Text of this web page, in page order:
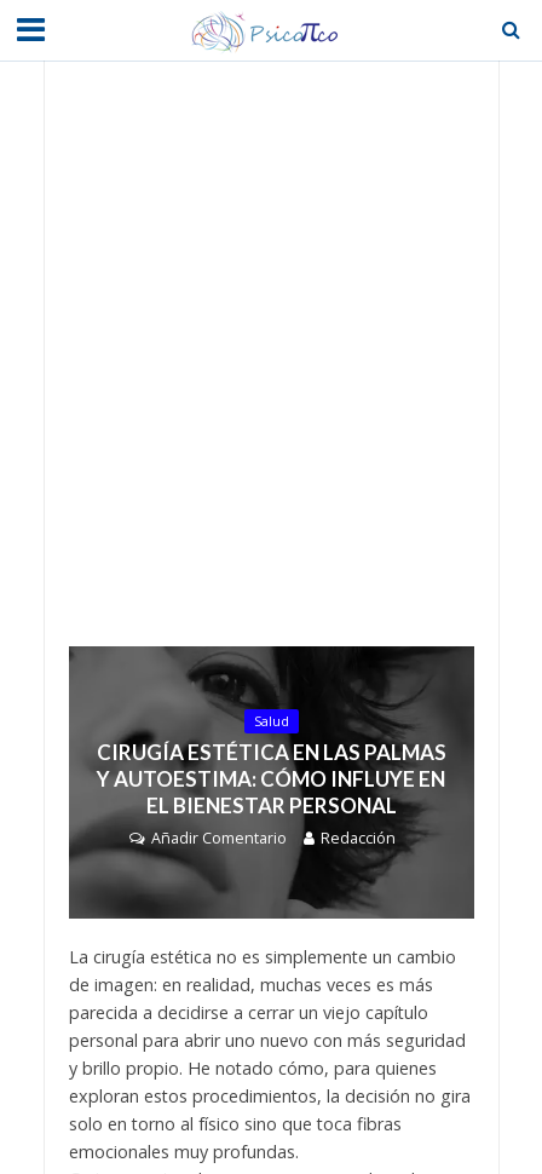
Salud
CIRUGÍA ESTÉTICA EN LAS PALMAS
Y AUTOESTIMA: CÓMO INFLUYE EN
EL BIENESTAR PERSONAL
Añadir Comentario Redacción
La cirugía estética no es simplemente un cambio
de imagen: en realidad, muchas veces es más
parecida a decidirse a cerrar un viejo capítulo
personal para abrir uno nuevo con más seguridad
y brillo propio. He notado cómo, para quienes
exploran estos procedimientos, la decisión no gira
solo en torno al físico sino que toca fibras
emocionales muy profundas.